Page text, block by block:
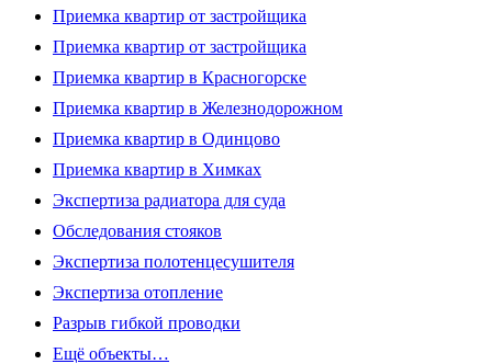
Приемка квартир от застройщика
Приемка квартир от застройщика
Приемка квартир в Красногорске
Приемка квартир в Железнодорожном
Приемка квартир в Одинцово
Приемка квартир в Химках
Экспертиза радиатора для суда
Обследования стояков
Экспертиза полотенцесушителя
Экспертиза отопление
Разрыв гибкой проводки
Ещё объекты…